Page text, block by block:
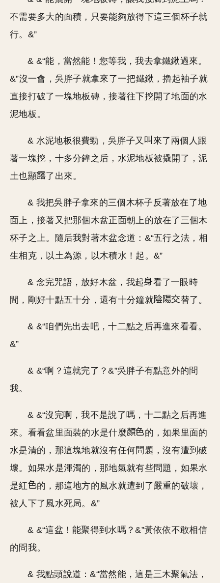
不需要多大的面積，只要能夠放得下這三個杯子就
行。&”
& &“能，當然能！您等我，我去拿鐵鍬過來。
&”沒一會，吳胖子就拿來了一把鐵鍬，擼起袖子就
直接打破了一塊地板磚，接著往下挖開了地面的水
泥地板。
& 水泥地板很費勁，吳胖子又
來了兩個人跟
著一塊挖，十多分鐘之后，水泥地板被撬開了，泥
土也顯
了出來。
& 我把吳胖子拿來的三個木杯子反著放在了地
面上，接著又把那個木盆正面朝上的放在了三個木
杯子之上。隨后我對著木盆念道：&“五行之法，相
生相克，以土為源，以木積水！起。&”
& 念完咒語，放好木盆，我起
看了一眼時
間，剛好十點五十分，還有十分鐘就
替了。
& &“咱們先出去吧，十二點之后再進來看看。
&”
& &“啊？這就完了？&”吳胖子有點意外的問
我。
& &“沒完啊，我不是說了嗎，十二點之后再進
來。看看盆里面裝的水是什麼
的，如果里面的
水是清的，那這塊地就沒有任何問題，沒有遭到破
壞。如果水是渾濁的，那地氣就有些問題，如果水
是紅
的，那這地方的風水就遭到了嚴重的破壞，
被人下了風水死局。&”
& &“這盆！能聚得到水嗎？&”黃依依不敢相信
的問我。
& 我點頭說道：&“當然能，這是三木聚氣法，